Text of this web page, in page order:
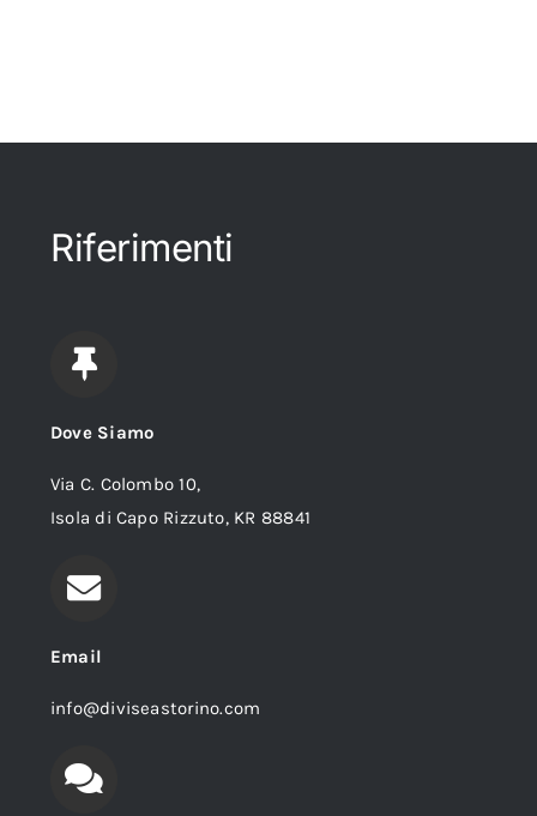
Riferimenti
Dove Siamo
Via C. Colombo 10,
Isola di Capo Rizzuto, KR 88841
Email
info@diviseastorino.com